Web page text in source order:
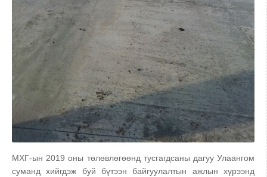
МХГ-ын 2019 оны төлөвлөгөөнд тусгагдсаны дагуу Улаангом
суманд хийгдэж буй бүтээн байгуулалтын ажлын хүрээнд